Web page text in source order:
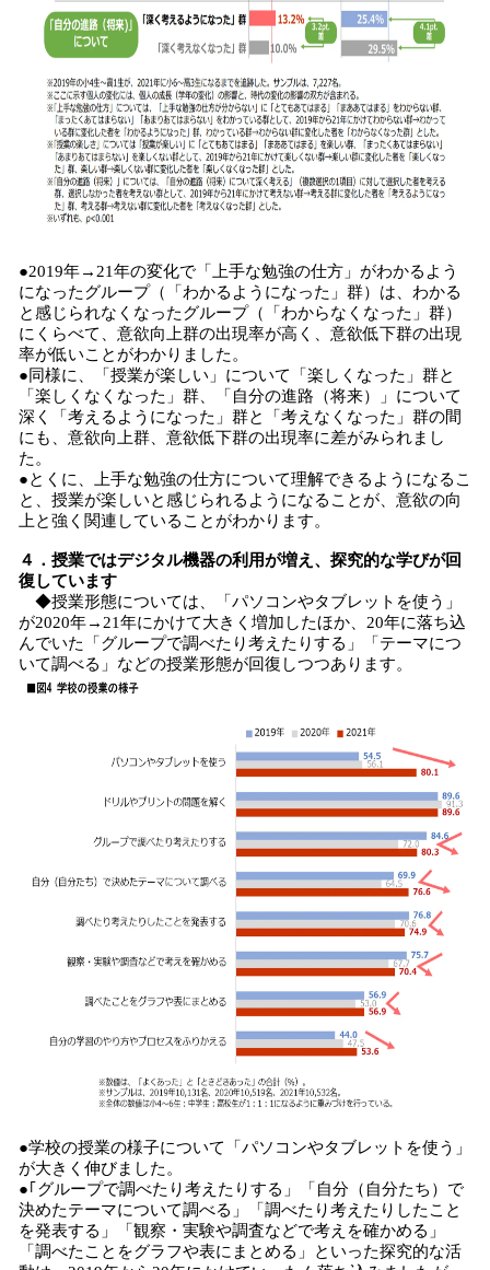
●2019年→21年の変化で「上手な勉強の仕方」がわかるよう
になったグループ（「わかるようになった」群）は、わかる
と感じられなくなったグループ（「わからなくなった」群）
にくらべて、意欲向上群の出現率が高く、意欲低下群の出現
率が低いことがわかりました。
●同様に、「授業が楽しい」について「楽しくなった」群と
「楽しくなくなった」群、「自分の進路（将来）」について
深く「考えるようになった」群と「考えなくなった」群の間
にも、意欲向上群、意欲低下群の出現率に差がみられまし
た。
●とくに、上手な勉強の仕方について理解できるようになるこ
と、授業が楽しいと感じられるようになることが、意欲の向
上と強く関連していることがわかります。
４．授業ではデジタル機器の利用が増え、探究的な学びが回
復しています
◆授業形態については、「パソコンやタブレットを使う」
が2020年→21年にかけて大きく増加したほか、20年に落ち込
んでいた「グループで調べたり考えたりする」「テーマにつ
いて調べる」などの授業形態が回復しつつあります。
●学校の授業の様子について「パソコンやタブレットを使う」
が大きく伸びました。
●｢グループで調べたり考えたりする」「自分（自分たち）で
決めたテーマについて調べる」「調べたり考えたりしたこと
を発表する」「観察・実験や調査などで考えを確かめる」
「調べたことをグラフや表にまとめる」といった探究的な活